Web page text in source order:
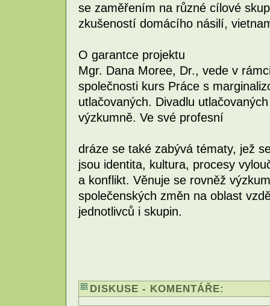
se zaměřením na různé cílové
zkušeností domácího násilí,
O garantce projektu
Mgr. Dana Moree, Dr., vede v
společnosti kurs Práce s
utlačovaných. Divadlu
výzkumně. Ve své profesní
dráze se také zabývá tématy, jež
jsou identita, kultura, procesy
a konflikt. Věnuje se rovněž
společenských změn na oblast
jednotlivců i skupin.
DISKUSE - KOMENTÁŘE: